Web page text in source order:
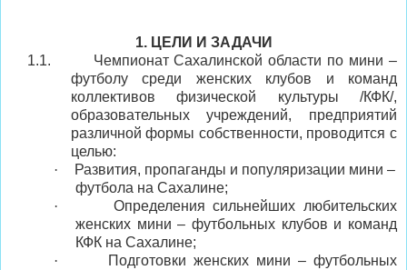
1. ЦЕЛИ И ЗАДАЧИ
1.1.
Чемпионат Сахалинской области по мини –
футболу среди женских клубов и команд
коллективов физической культуры /КФК/,
образовательных учреждений, предприятий
различной формы собственности, проводится с
целью:
·
Развития, пропаганды и популяризации мини –
футбола на Сахалине;
·
Определения сильнейших любительских
женских мини – футбольных клубов и команд
КФК на Сахалине;
·
Подготовки женских мини – футбольных